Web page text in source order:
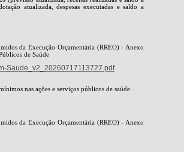
atualizada, despesas executadas e saldo a
da Execução Orçamentária (RREO) - Anexo
de Saúde
Saude_v2_20260717113727.pdf
nas ações e serviços públicos de saúde.
da Execução Orçamentária (RREO) - Anexo